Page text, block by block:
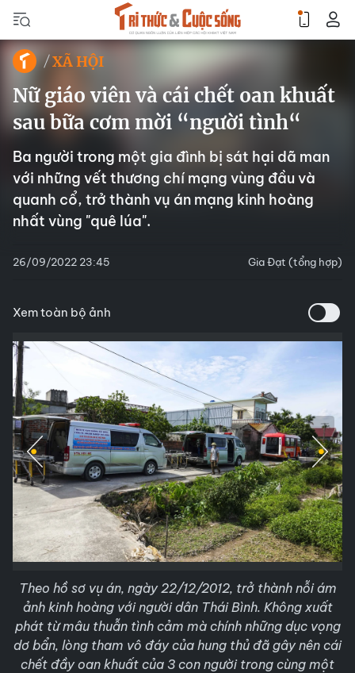
XÃ HỘI
Nữ giáo viên và cái chết oan khuất
sau bữa cơm mời “người tình“
Ba người trong một gia đình bị sát hại dã man
với những vết thương chí mạng vùng đầu và
quanh cổ, trở thành vụ án mạng kinh hoàng
nhất vùng "quê lúa".
26/09/2022 23:45 Gia Đạt (tổng hợp)
Xem toàn bộ ảnh
Theo hồ sơ vụ án, ngày 22/12/2012, trở thành nỗi ám
ảnh kinh hoàng với người dân Thái Bình. Không xuất
phát từ mâu thuẫn tình cảm mà chính những dục vọng
dơ bẩn, lòng tham vô đáy của hung thủ đã gây nên cái
chết đầy oan khuất của 3 con người trong cùng một